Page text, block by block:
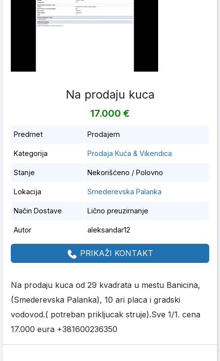
Na prodaju kuca
17.000 €
Predmet Prodajem
Kategorija Prodaja Kuća & Vikendica
Stanje Nekorišćeno / Polovno
Lokacija Smederevska Palanka
Način Dostave Lično preuzimanje
Autor aleksandar12
PRIKAŽI KONTAKT
Na prodaju kuca od 29 kvadrata u mestu Banicina,
(Smederevska Palanka), 10 ari placa i gradski
vodovod.( potreban prikljucak struje).Sve 1/1. cena
17.000 eura +381600236350